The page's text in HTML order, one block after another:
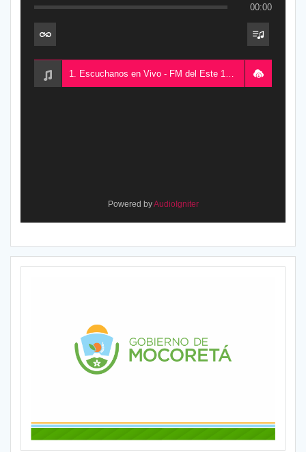
00:00
1. Escuchanos en Vivo - FM del Este 100.5, desde Chajarí, Entre Ríos, Argentina
Powered byAudioIgniter